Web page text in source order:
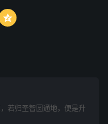
用胥失。上负仙圣设
经炼，繁衍悉除，唯
，尤当於平居暇日，
，明拘魂摄魄之方，
拘，亦当暂停俗务，
坛之际，直须人我两

若归圣智圆通地，便是升